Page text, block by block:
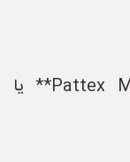
- چسب‌های قوی مانند **Pattex Montage** یا